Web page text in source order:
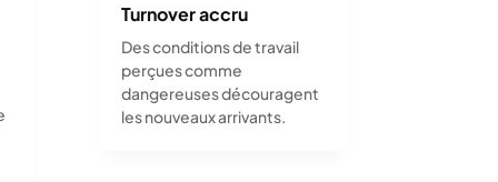
Turnover accru
Des conditions de travail
perçues comme
dangereuses découragent
les nouveaux arrivants.